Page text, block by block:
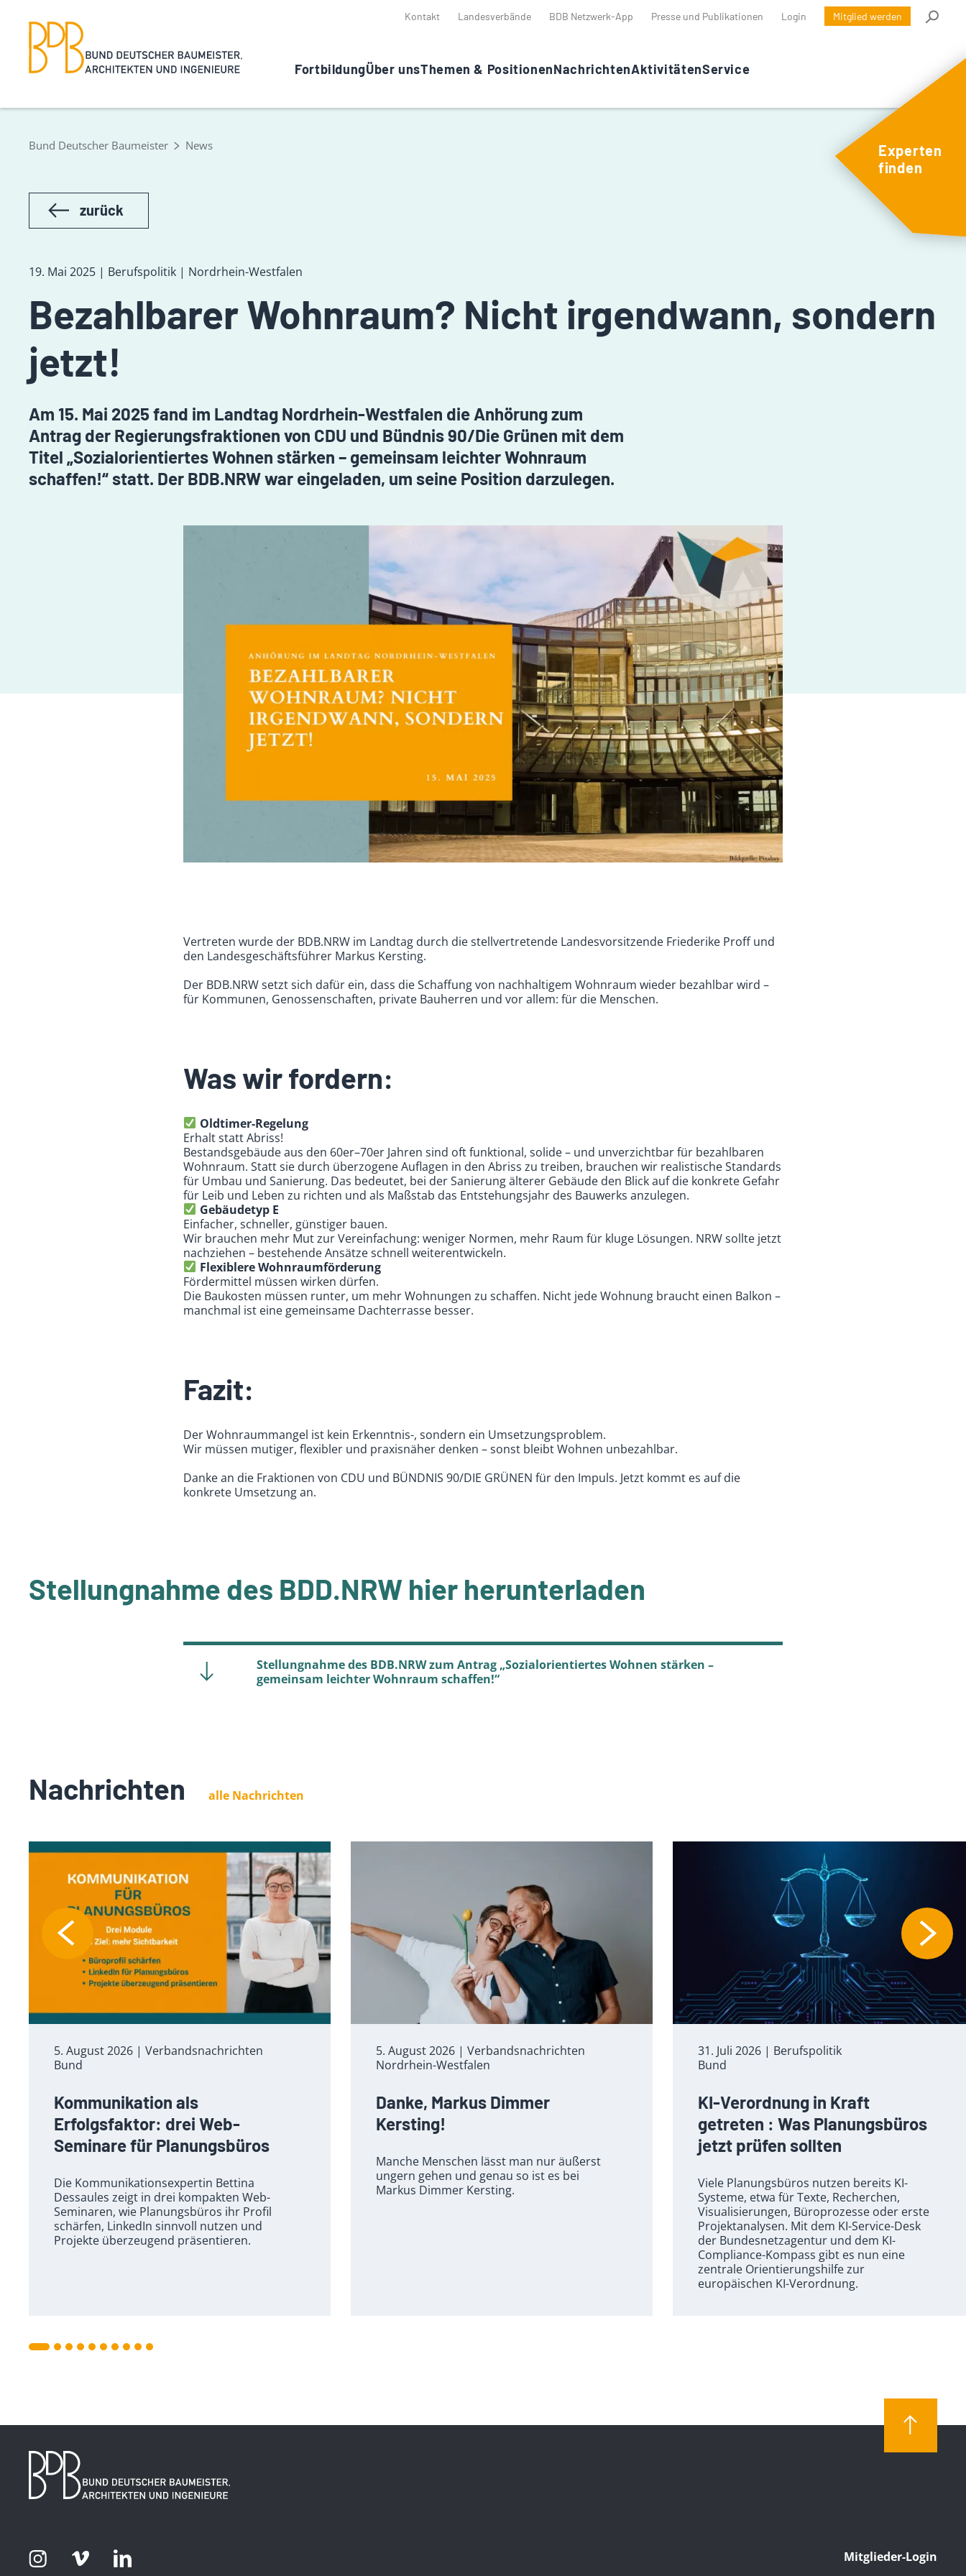
Kontakt Landesverbände BDB Netzwerk-App Presse und Publikationen Login Mitglied werden
FortbildungÜber unsThemen & PositionenNachrichtenAktivitätenService
Experten
finden
Bund Deutscher Baumeister News
zurück
19. Mai 2025 | Berufspolitik | Nordrhein-Westfalen
Bezahlbarer Wohnraum? Nicht irgendwann, sondern
jetzt!
Am 15. Mai 2025 fand im Landtag Nordrhein-Westfalen die Anhörung zum
Antrag der Regierungsfraktionen von CDU und Bündnis 90/Die Grünen mit dem
Titel „Sozialorientiertes Wohnen stärken – gemeinsam leichter Wohnraum
schaffen!“ statt. Der BDB.NRW war eingeladen, um seine Position darzulegen.
Vertreten wurde der BDB.NRW im Landtag durch die stellvertretende Landesvorsitzende Friederike Proff und
den Landesgeschäftsführer Markus Kersting.
Der BDB.NRW setzt sich dafür ein, dass die Schaffung von nachhaltigem Wohnraum wieder bezahlbar wird –
für Kommunen, Genossenschaften, private Bauherren und vor allem: für die Menschen.
Was wir fordern:
Oldtimer-Regelung
Erhalt statt Abriss!
Bestandsgebäude aus den 60er–70er Jahren sind oft funktional, solide – und unverzichtbar für bezahlbaren
Wohnraum. Statt sie durch überzogene Auflagen in den Abriss zu treiben, brauchen wir realistische Standards
für Umbau und Sanierung. Das bedeutet, bei der Sanierung älterer Gebäude den Blick auf die konkrete Gefahr
für Leib und Leben zu richten und als Maßstab das Entstehungsjahr des Bauwerks anzulegen.
Gebäudetyp E
Einfacher, schneller, günstiger bauen.
Wir brauchen mehr Mut zur Vereinfachung: weniger Normen, mehr Raum für kluge Lösungen. NRW sollte jetzt
nachziehen – bestehende Ansätze schnell weiterentwickeln.
Flexiblere Wohnraumförderung
Fördermittel müssen wirken dürfen.
Die Baukosten müssen runter, um mehr Wohnungen zu schaffen. Nicht jede Wohnung braucht einen Balkon –
manchmal ist eine gemeinsame Dachterrasse besser.
Fazit:
Der Wohnraummangel ist kein Erkenntnis-, sondern ein Umsetzungsproblem.
Wir müssen mutiger, flexibler und praxisnäher denken – sonst bleibt Wohnen unbezahlbar.
Danke an die Fraktionen von CDU und BÜNDNIS 90/DIE GRÜNEN für den Impuls. Jetzt kommt es auf die
konkrete Umsetzung an.
Stellungnahme des BDD.NRW hier herunterladen
Stellungnahme des BDB.NRW zum Antrag „Sozialorientiertes Wohnen stärken –
gemeinsam leichter Wohnraum schaffen!“
Nachrichten alle Nachrichten
5. August 2026 | Verbandsnachrichten
Bund
Kommunikation als
Erfolgsfaktor: drei Web-
Seminare für Planungsbüros
Die Kommunikationsexpertin Bettina
Dessaules zeigt in drei kompakten Web-
Seminaren, wie Planungsbüros ihr Profil
schärfen, LinkedIn sinnvoll nutzen und
Projekte überzeugend präsentieren.
5. August 2026 | Verbandsnachrichten
Nordrhein-Westfalen
Danke, Markus Dimmer
Kersting!
Manche Menschen lässt man nur äußerst
ungern gehen und genau so ist es bei
Markus Dimmer Kersting.
31. Juli 2026 | Berufspolitik
Bund
KI-Verordnung in Kraft
getreten : Was Planungsbüros
jetzt prüfen sollten
Viele Planungsbüros nutzen bereits KI-
Systeme, etwa für Texte, Recherchen,
Visualisierungen, Büroprozesse oder erste
Projektanalysen. Mit dem KI-Service-Desk
der Bundesnetzagentur und dem KI-
Compliance-Kompass gibt es nun eine
zentrale Orientierungshilfe zur
europäischen KI-Verordnung.
Mitglieder-Login